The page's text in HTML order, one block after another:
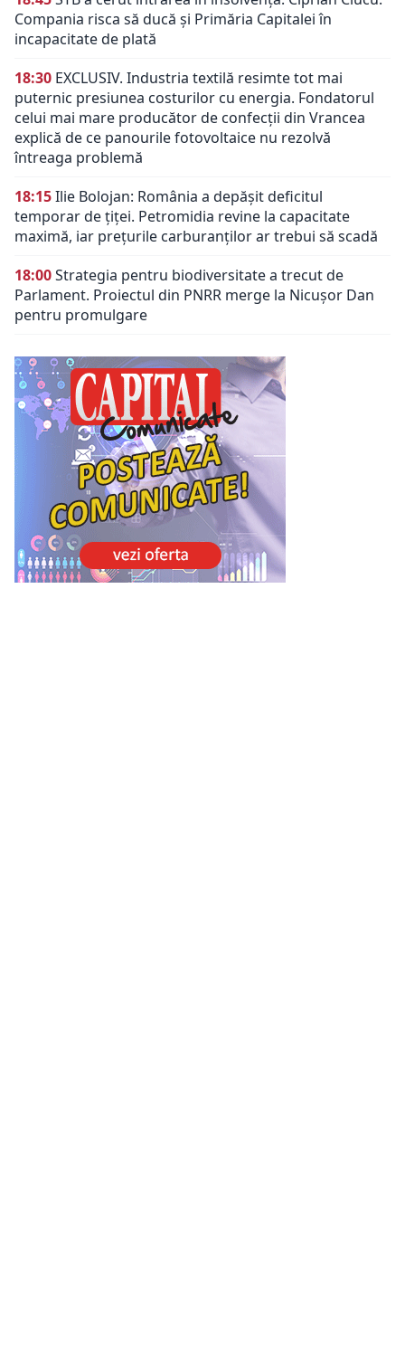
Compania risca să ducă și Primăria Capitalei în
incapacitate de plată
18:30 EXCLUSIV. Industria textilă resimte tot mai
puternic presiunea costurilor cu energia. Fondatorul
celui mai mare producător de confecții din Vrancea
explică de ce panourile fotovoltaice nu rezolvă
întreaga problemă
18:15Ilie Bolojan: România a depășit deficitul
temporar de țiței. Petromidia revine la capacitate
maximă, iar prețurile carburanților ar trebui să scadă
18:00Strategia pentru biodiversitate a trecut de
Parlament. Proiectul din PNRR merge la Nicușor Dan
pentru promulgare